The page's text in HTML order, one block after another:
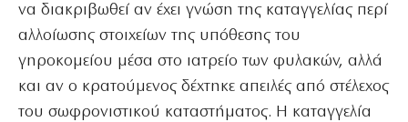
να διακριβωθεί αν έχει γνώση της καταγγελίας περί
αλλοίωσης στοιχείων της υπόθεσης του
γηροκομείου μέσα στο ιατρείο των φυλακών, αλλά
και αν ο κρατούμενος δέχτηκε απειλές από στέλεχος
του σωφρονιστικού καταστήματος. Η καταγγελία